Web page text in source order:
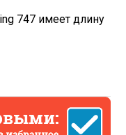
747 имеет длину